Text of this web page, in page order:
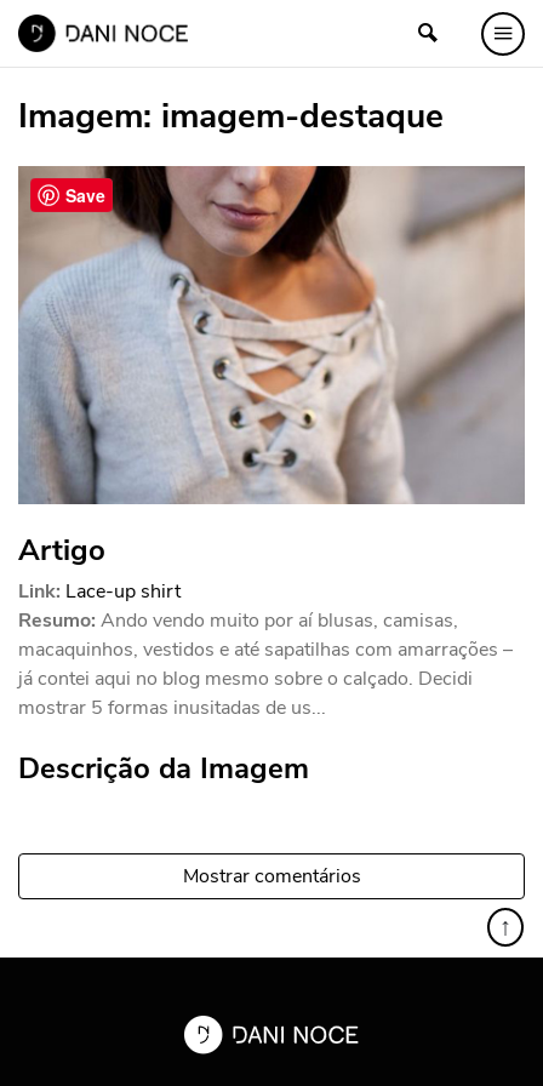
Imagem: imagem-destaque
Artigo
Link: Lace-up shirt
Resumo: Ando vendo muito por aí blusas, camisas,
macaquinhos, vestidos e até sapatilhas com amarrações –
já contei aqui no blog mesmo sobre o calçado. Decidi
mostrar 5 formas inusitadas de us...
Descrição da Imagem
Mostrar comentários
↑
Save